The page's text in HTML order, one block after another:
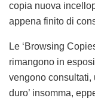
copia nuova
appena finito di
Le ‘Browsing
rimangono in
vengono consultati,
duro’ insomma,